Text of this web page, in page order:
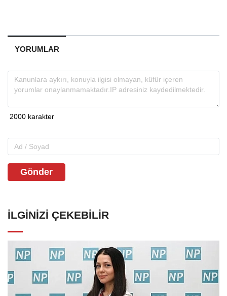
YORUMLAR
Gönder
İLGINIZI ÇEKEBILIR